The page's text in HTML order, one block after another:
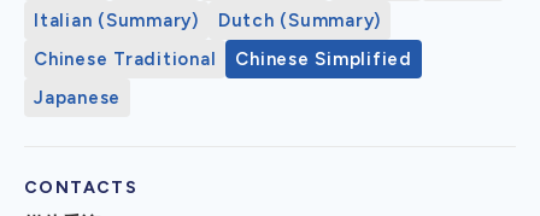
Italian (Summary)
Dutch (Summary)
Chinese Traditional
Chinese Simplified
Japanese
CONTACTS